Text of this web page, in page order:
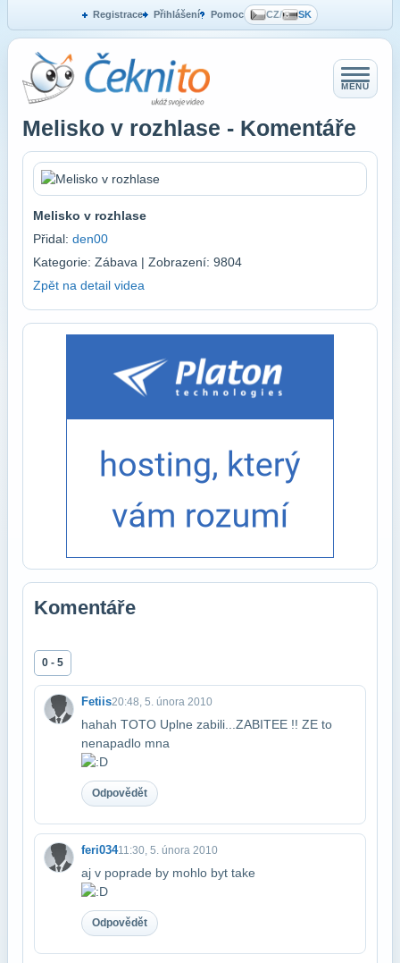
Registrace Přihlášení Pomoc CZ/ SK
MENU
Melisko v rozhlase - Komentáře
Melisko v rozhlase
Přidal: den00
Kategorie: Zábava | Zobrazení: 9804
Zpět na detail videa
Komentáře
0 - 5
Fetiis20:48, 5. února 2010
hahah TOTO Uplne zabili...ZABITEE !! ZE to
nenapadlo mna
Odpovědět
feri03411:30, 5. února 2010
aj v poprade by mohlo byt take
Odpovědět